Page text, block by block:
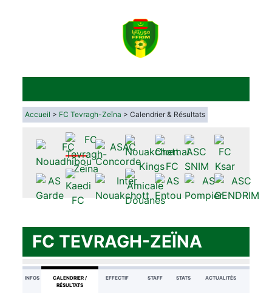
Accueil > FC Tevragh-Zeïna > Calendrier & Résultats
FC TEVRAGH-ZEÏNA
INFOS
CALENDRIER /
RÉSULTATS
EFFECTIF STAFF STATS ACTUALITÉS